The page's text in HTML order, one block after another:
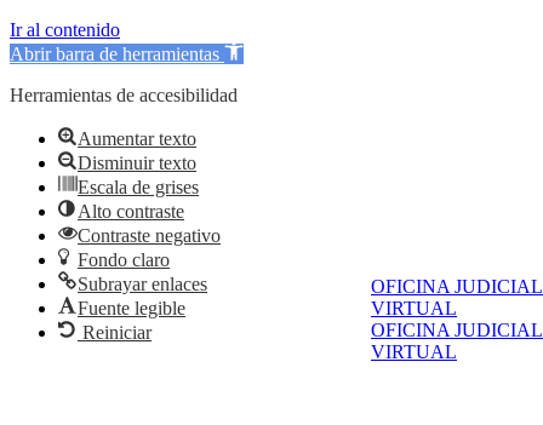
OFICINA JUDICIAL
VIRTUAL
OFICINA JUDICIAL
VIRTUAL
Ir al contenido
Abrir barra de herramientas
Herramientas de accesibilidad
Aumentar texto
Disminuir texto
Escala de grises
Alto contraste
Contraste negativo
Fondo claro
Subrayar enlaces
Fuente legible
Reiniciar